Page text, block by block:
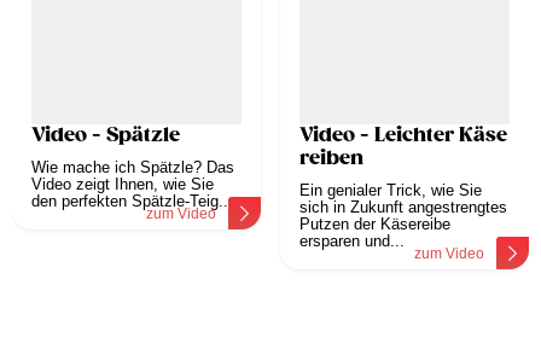
Video - Spätzle
Wie mache ich Spätzle? Das
Video zeigt Ihnen, wie Sie
den perfekten Spätzle-Teig...
zum Video
Video - Leichter Käse
reiben
Ein genialer Trick, wie Sie
sich in Zukunft angestrengtes
Putzen der Käsereibe
ersparen und...
zum Video